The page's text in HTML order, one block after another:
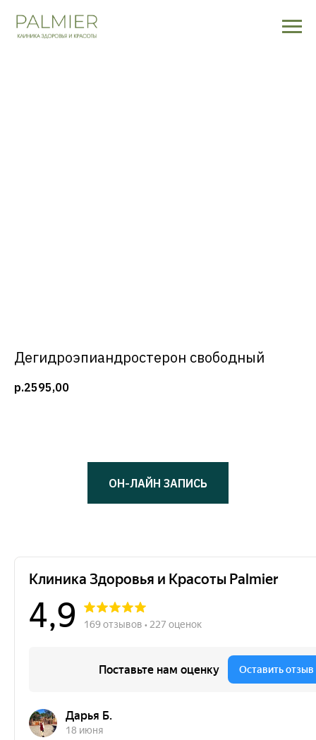
Дегидроэпиандростерон свободный
р.2595,00
ОН-ЛАЙН ЗАПИСЬ